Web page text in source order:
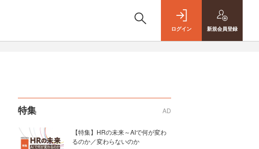
ログイン 新規会員登録
特集 AD
【特集】HRの未来～AIで何が変わ
るのか／変わらないのか